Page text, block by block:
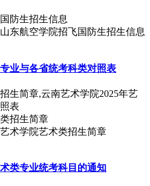
东航空学院招飞国防生招生信息
业与各省统考科类对照表
生简章,云南艺术学院2025年艺
表
术学院艺术类招生简章
类专业统考科目的通知